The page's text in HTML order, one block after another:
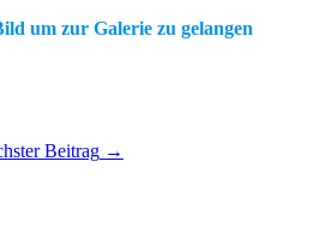
um zur Galerie zu gelangen
Beitrag →